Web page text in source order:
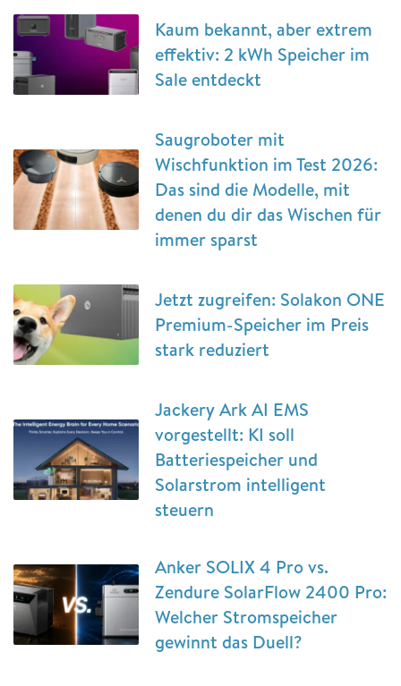
Kaum bekannt, aber extrem
effektiv: 2 kWh Speicher im
Sale entdeckt
Saugroboter mit
Wischfunktion im Test 2026:
Das sind die Modelle, mit
denen du dir das Wischen für
immer sparst
Jetzt zugreifen: Solakon ONE
Premium-Speicher im Preis
stark reduziert
Jackery Ark AI EMS
vorgestellt: KI soll
Batteriespeicher und
Solarstrom intelligent
steuern
Anker SOLIX 4 Pro vs.
Zendure SolarFlow 2400 Pro:
Welcher Stromspeicher
gewinnt das Duell?